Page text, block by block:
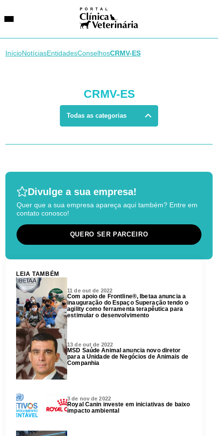
Entidades
InícioNotíciasEntidadesConselhosCRMV-ES
CRMV-ES
Todas as categorias
Divulge a sua empresa!
Quer que a sua empresa apareça aqui também? Entre em
contato conosco!
QUERO SER PARCEIRO
LEIA TAMBÉM
11 de out de 2022
Com apoio de Frontline®, Ibetaa anuncia a
inauguração do Espaço Superação tendo o
agility como ferramenta terapêutica para
estimular o desenvolvimento
13 de out de 2022
MSD Saúde Animal anuncia novo diretor
para a Unidade de Negócios de Animais de
Companhia
3 de nov de 2022
Royal Canin investe em iniciativas de baixo
impacto ambiental